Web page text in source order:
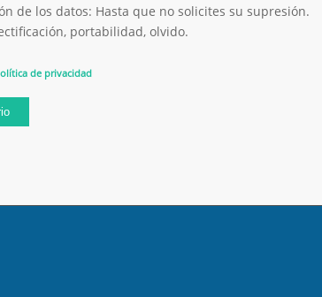
de los datos: Hasta que no solicites su supresión.
portabilidad, olvido.
de privacidad